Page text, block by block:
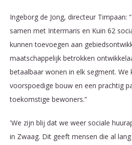
Ingeborg de Jong, directeur Timpaan:
samen met Intermaris en Kuin 62
kunnen toevoegen aan
maatschappelijk betrokken
betaalbaar wonen in elk segment. We
voorspoedige bouw en een prachtig
toekomstige bewoners.”
'We zijn blij dat we weer sociale
in Zwaag. Dit geeft mensen die al